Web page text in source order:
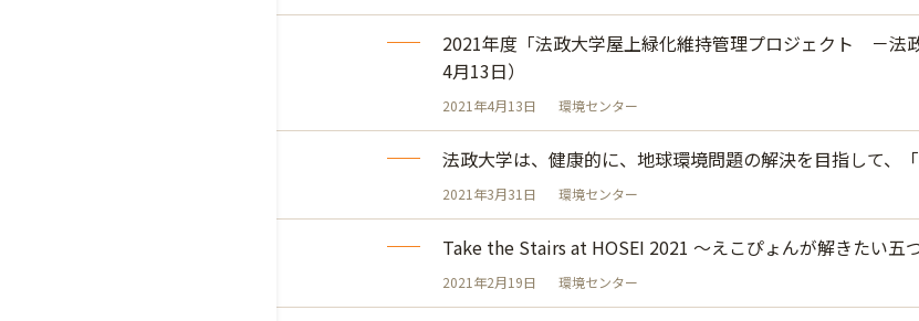
2021年度「法政大学屋上緑化維持管理プロジェクト －法
4月13日）
2021年4月13日 環境センター
法政大学は、健康的に、地球環境問題の解決を目指して、
2021年3月31日 環境センター
Take the Stairs at HOSEI 2021 ～えこぴょんが解きたい五
2021年2月19日 環境センター